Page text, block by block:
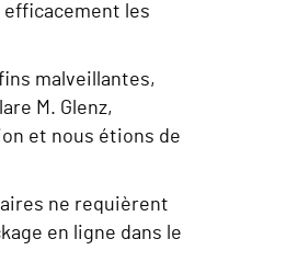
les
malveillantes,
M. Glenz,
et nous étions de
ne requièrent
en ligne dans le